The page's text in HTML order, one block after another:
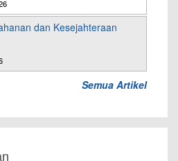
dan Kesejahteraan
Semua Artikel